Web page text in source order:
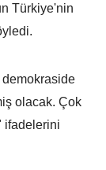
Türkiye'nin
demokraside
olacak. Çok
ifadelerini